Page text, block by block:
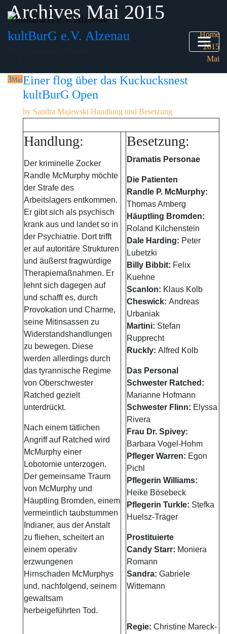
Skip
content
kultBurG e.V. Alzenau
Archives Mai 2015
Home
2015
Mai
3MaiEiner flog über das Kuckucksnest
kultBurG Open
by Sandra Majewski Handlung und Besetzung
Handlung:
Der kriminelle Zocker
Randle McMurphy möchte
der Strafe des
Arbeitslagers entkommen.
Er gibt sich als psychisch
krank aus und landet so in
der Psychiatrie. Dort trifft
er auf autoritäre Strukturen
und äußerst fragwürdige
Therapiemaßnahmen. Er
lehnt sich dagegen auf
und schafft es, durch
Provokation und Charme,
seine Mitinsassen zu
Widerstandshandlungen
zu bewegen. Diese
werden allerdings durch
das tyrannische Regime
von Oberschwester
Ratched gezielt
unterdrückt.
Nach einem tätlichen
Angriff auf Ratched wird
McMurphy einer
Lobotomie unterzogen.
Der gemeinsame Traum
von McMurphy und
Häuptling Bromden, einem
vermeintlich taubstummen
Indianer, aus der Anstalt
zu fliehen, scheitert an
einem operativ
erzwungenen
Hirnschaden McMurphys
und, nachfolgend, seinem
gewaltsam
herbeigeführten Tod.
Besetzung:
Dramatis Personae
Die Patienten
Randle P. McMurphy:
Thomas Amberg
Häuptling Bromden:
Roland Kilchenstein
Dale Harding: Peter
Lubetzki
Billy Bibbit: Felix
Kuehne
Scanlon: Klaus Kolb
Cheswick: Andreas
Urbaniak
Martini: Stefan
Rupprecht
Ruckly: Alfred Kolb
Das Personal
Schwester Ratched:
Marianne Hofmann
Schwester Flinn: Elyssa
Rivera
Frau Dr. Spivey:
Barbara Vogel-Hohm
Pfleger Warren: Egon
Pichl
Pflegerin Williams:
Heike Bösebeck
Pflegerin Turkle: Stefka
Huelsz-Träger
Prostituierte
Candy Starr: Moniera
Romann
Sandra: Gabriele
Wittemann
Regie: Christine Mareck-